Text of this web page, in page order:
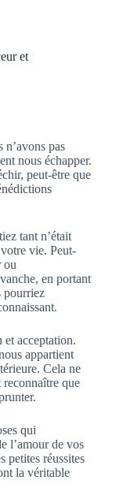
et
n’avons pas
nous échapper.
peut-être que
tant n’était
vie. Peut-
ou
en portant
pourriez
et acceptation.
appartient
Cela ne
reconnaître que
qui
l’amour de vos
petites réussites
la véritable